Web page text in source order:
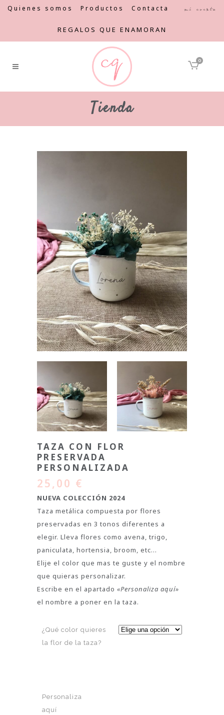
Quienes somos Productos Contacta Mi cuenta
REGALOS QUE ENAMORAN
0
Tienda
TAZA CON FLOR
PRESERVADA
PERSONALIZADA
25,00 €
NUEVA COLECCIÓN 2024
Taza metálica compuesta por flores
preservadas en 3 tonos diferentes a
elegir. Lleva flores como avena, trigo,
paniculata, hortensia, broom, etc…
Elije el color que mas te guste y el nombre
que quieras personalizar.
Escribe en el apartado «Personaliza aquí»
el nombre a poner en la taza.
¿Qué color quieres
la flor de la taza?
Personaliza
aquí